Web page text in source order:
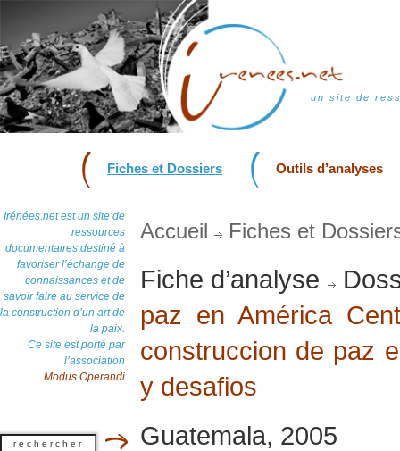
un site de
Fiches et Dossiers Outils d’analyses
Irénées.net est un site de
ressources
documentaires destiné à
favoriser l’échange de
connaissances et de
savoir faire au service de
la construction d’un art de
la paix.
Ce site est porté par
l’association
Modus Operandi
Accueil Fiches et
Fiche d’analyse
paz en América
construccion de paz
y desafios
Guatemala, 2005